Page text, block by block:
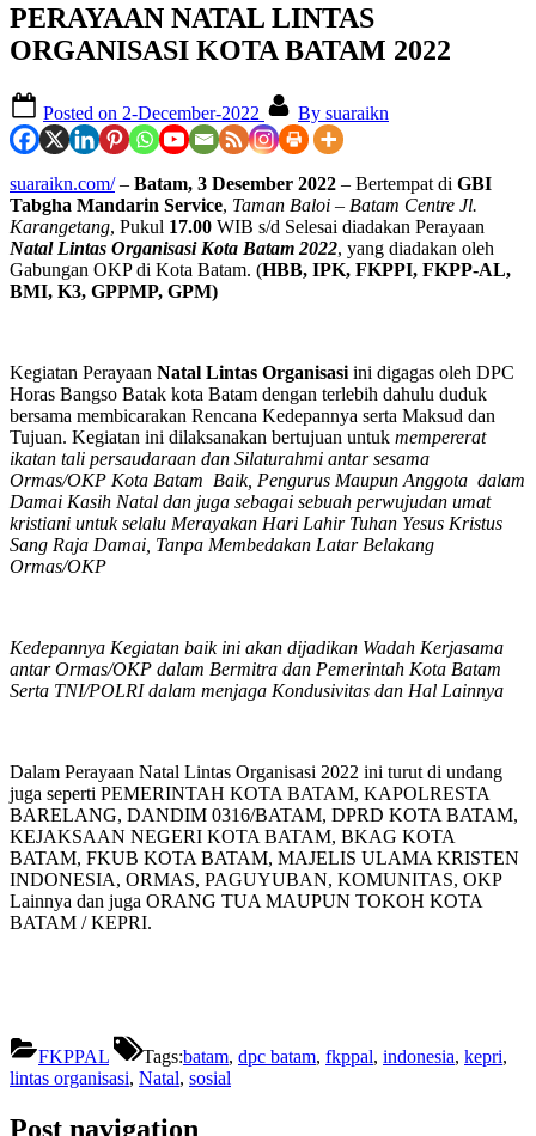
PERAYAAN NATAL LINTAS
ORGANISASI KOTA BATAM 2022
Posted on 2-December-2022 By suaraikn
suaraikn.com/– Batam, 3 Desember 2022 – Bertempat di GBI
Tabgha Mandarin Service, Taman Baloi – Batam Centre Jl.
Karangetang, Pukul 17.00 WIB s/d Selesai diadakan Perayaan
Natal Lintas Organisasi Kota Batam 2022, yang diadakan oleh
Gabungan OKP di Kota Batam. (HBB, IPK, FKPPI, FKPP-AL,
BMI, K3, GPPMP, GPM)
Kegiatan Perayaan Natal Lintas Organisasi ini digagas oleh DPC
Horas Bangso Batak kota Batam dengan terlebih dahulu duduk
bersama membicarakan Rencana Kedepannya serta Maksud dan
Tujuan. Kegiatan ini dilaksanakan bertujuan untuk mempererat
ikatan tali persaudaraan dan Silaturahmi antar sesama
Ormas/OKP Kota Batam Baik, Pengurus Maupun Anggota dalam
Damai Kasih Natal dan juga sebagai sebuah perwujudan umat
kristiani untuk selalu Merayakan Hari Lahir Tuhan Yesus Kristus
Sang Raja Damai, Tanpa Membedakan Latar Belakang
Ormas/OKP
Kedepannya Kegiatan baik ini akan dijadikan Wadah Kerjasama
antar Ormas/OKP dalam Bermitra dan Pemerintah Kota Batam
Serta TNI/POLRI dalam menjaga Kondusivitas dan Hal Lainnya
Dalam Perayaan Natal Lintas Organisasi 2022 ini turut di undang
juga seperti PEMERINTAH KOTA BATAM, KAPOLRESTA
BARELANG, DANDIM 0316/BATAM, DPRD KOTA BATAM,
KEJAKSAAN NEGERI KOTA BATAM, BKAG KOTA
BATAM, FKUB KOTA BATAM, MAJELIS ULAMA KRISTEN
INDONESIA, ORMAS, PAGUYUBAN, KOMUNITAS, OKP
Lainnya dan juga ORANG TUA MAUPUN TOKOH KOTA
BATAM / KEPRI.
FKPPAL Tags:batam, dpc batam, fkppal, indonesia, kepri,
lintas organisasi, Natal, sosial
Post navigation